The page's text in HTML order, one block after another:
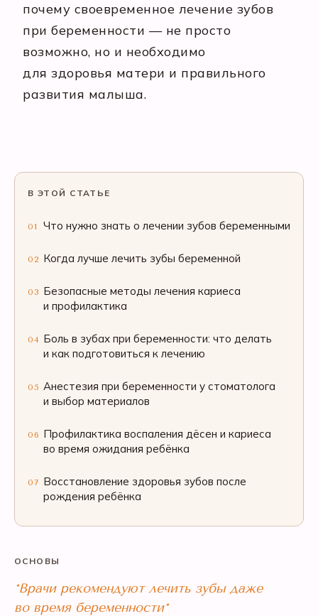
почему своевременное лечение зубов
при беременности — не просто
возможно, но и необходимо
для здоровья матери и правильного
развития малыша.
В ЭТОЙ СТАТЬЕ
01 Что нужно знать о лечении зубов беременными
02 Когда лучше лечить зубы беременной
03 Безопасные методы лечения кариеса
и профилактика
04 Боль в зубах при беременности: что делать
и как подготовиться к лечению
05 Анестезия при беременности у стоматолога
и выбор материалов
06 Профилактика воспаления дёсен и кариеса
во время ожидания ребёнка
07 Восстановление здоровья зубов после
рождения ребёнка
ОСНОВЫ
*Врачи рекомендуют лечить зубы даже
во время беременности*